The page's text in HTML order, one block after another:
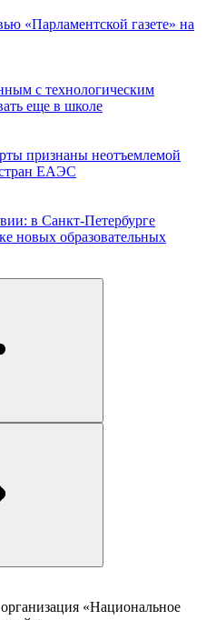
«Парламентской газете» на
с технологическим
еще в школе
признаны неотъемлемой
стран ЕАЭС
в Санкт-Петербурге
новых образовательных
«Национальное